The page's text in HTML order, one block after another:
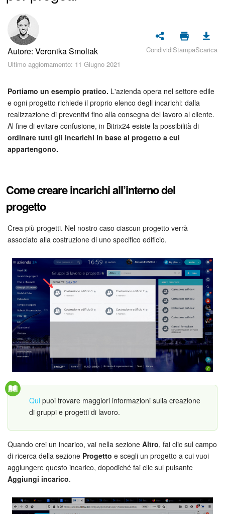
Piani e pagamento
Come iniziare?
Feed
Messenger
Collab
Bitrix24 Drive
Webmail
Incarichi e progetti
Progetti IA
CRM
Prenotazione online
Contact Center
Sales Center
Generatore BI
Bitrix24 Market
Siti e store
Autore: Veronika Smoliak
Ultimo aggiornamento: 11 Giugno 2021
CondividiStampaScarica
Portiamo un esempio pratico. L'azienda opera nel settore edile
e ogni progetto richiede il proprio elenco degli incarichi: dalla
realizzazione di preventivi fino alla consegna del lavoro al cliente.
Al fine di evitare confusione, in Bitrix24 esiste la possibilità di
ordinare tutti gli incarichi in base al progetto a cui
appartengono.
Come creare incarichi all’interno del
progetto
Crea più progetti. Nel nostro caso ciascun progetto verrà
associato alla costruzione di uno specifico edificio.
Qui puoi trovare maggiori informazioni sulla creazione
di gruppi e progetti di lavoro.
Quando crei un incarico, vai nella sezione Altro, fai clic sul campo
di ricerca della sezione Progetto e scegli un progetto a cui vuoi
aggiungere questo incarico, dopodiché fai clic sul pulsante
Aggiungi incarico.